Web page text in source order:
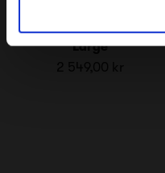
Ferm Living Pond Mirror
Large